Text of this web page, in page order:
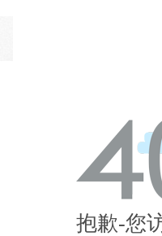
抱歉-您